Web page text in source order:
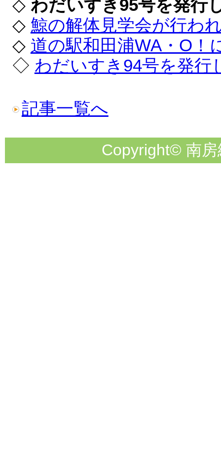
◇ わだいすき95号を発行
◇ 鯨の解体見学会が行わ
◇ 道の駅和田浦WA・O！
◇ わだいすき94号を発行
記事一覧へ
Copyright© 南